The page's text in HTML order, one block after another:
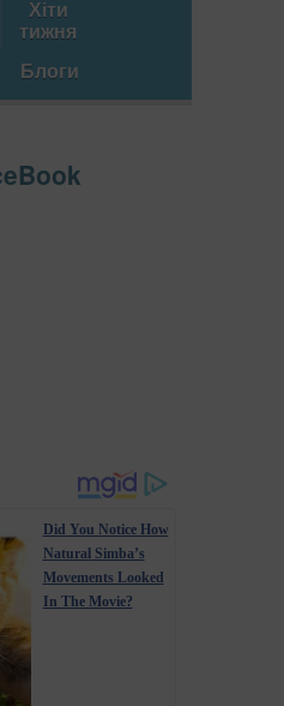
Хіти
тижня
Блоги
Did You Notice How
Natural Simba’s
Movements Looked
In The Movie?